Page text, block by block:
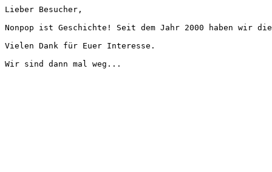
Lieber Besucher,
Nonpop ist Geschichte! Seit dem Jahr 2000 haben wir
Vielen Dank für Euer Interesse.
Wir sind dann mal weg...